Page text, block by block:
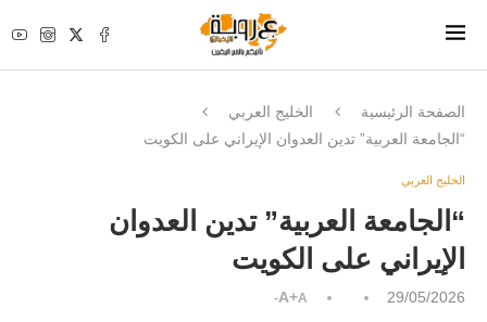
الصفحة الرئيسية
الخليج العربي
“الجامعة العربية” تدين العدوان الإيراني على الكويت
الخليج العربي
“الجامعة العربية” تدين العدوان
الإيراني على الكويت
29/05/2026
A+A-